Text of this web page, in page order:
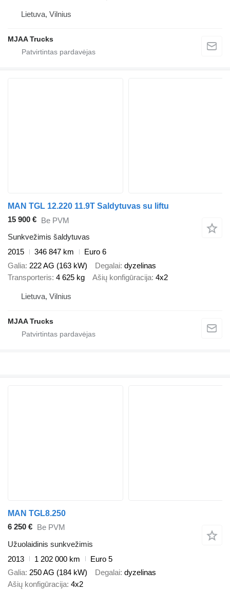
Lietuva, Vilnius
MJAA Trucks
MAN TGL 12.220 11.9T Saldytuvas su liftu
15 900 € Be PVM
Sunkvežimis šaldytuvas
2015
346 847 km
Euro 6
Galia 222 AG (163 kW) Degalai dyzelinas
Transporteris 4 625 kg Ašių konfigūracija 4x2
Lietuva, Vilnius
MJAA Trucks
MAN TGL8.250
6 250 € Be PVM
Užuolaidinis sunkvežimis
2013
1 202 000 km
Euro 5
Galia 250 AG (184 kW) Degalai dyzelinas
Ašių konfigūracija 4x2